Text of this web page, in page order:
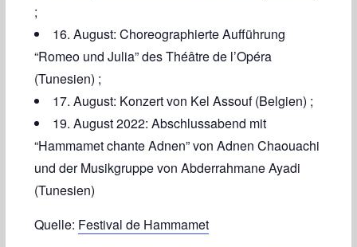
;
16. August: Choreographierte Aufführung
“Romeo und Julia” des Théâtre de l’Opéra
(Tunesien) ;
17. August: Konzert von Kel Assouf (Belgien) ;
19. August 2022: Abschlussabend mit
“Hammamet chante Adnen” von Adnen Chaouachi
und der Musikgruppe von Abderrahmane Ayadi
(Tunesien)
Quelle: Festival de Hammamet